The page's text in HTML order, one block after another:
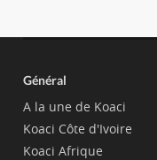
Général
A la une de Koaci
Koaci Côte d'Ivoire
Koaci Afrique